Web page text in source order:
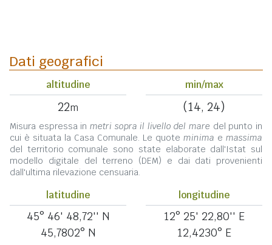
Dati geografici
altitudine
22m
min/max
(14, 24)
Misura espressa in metri sopra il livello del mare del punto in
cui è situata la Casa Comunale. Le quote minima e massima
del territorio comunale sono state elaborate dall'Istat sul
modello digitale del terreno (DEM) e dai dati provenienti
dall'ultima rilevazione censuaria.
latitudine
45° 46' 48,72'' N
45,7802° N
longitudine
12° 25' 22,80'' E
12,4230° E